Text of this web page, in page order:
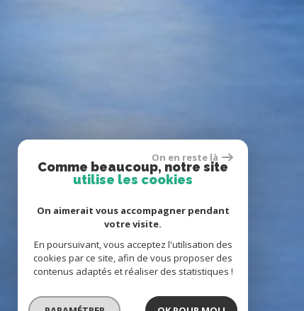
On en reste là
Comme beaucoup, notre site
utilise les cookies
On aimerait vous accompagner pendant
votre visite.
En poursuivant, vous acceptez l'utilisation des
cookies par ce site, afin de vous proposer des
contenus adaptés et réaliser des statistiques !